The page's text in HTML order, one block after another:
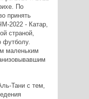
По
принять
2022 - Катар,
страной,
футболу.
маленьким
Тани с тем,